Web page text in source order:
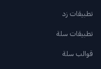
تطبيقات زد
تطبيقات سلة
قوالب سلة